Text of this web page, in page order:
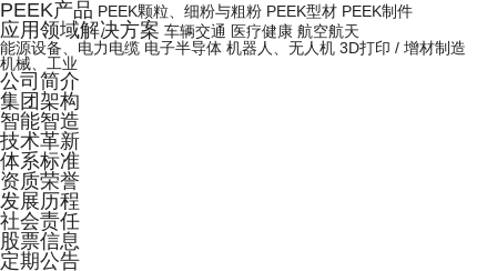
PEEK产品 PEEK颗粒、细粉与粗粉 PEEK型材 PEEK制件
应用领域解决方案 车辆交通 医疗健康 航空航天
能源设备、电力电缆 电子半导体 机器人、无人机 3D打印 / 增材制造
机械、工业
公司简介
集团架构
智能智造
技术革新
体系标准
资质荣誉
发展历程
社会责任
股票信息
定期公告